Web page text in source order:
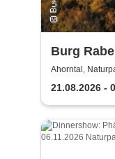
Burg
Ahorntal,
21.08.2026 -